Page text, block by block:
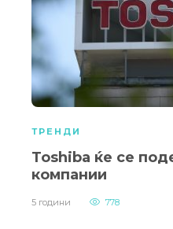
ТРЕНДИ
Toshiba ќе се
компании
5 години 778